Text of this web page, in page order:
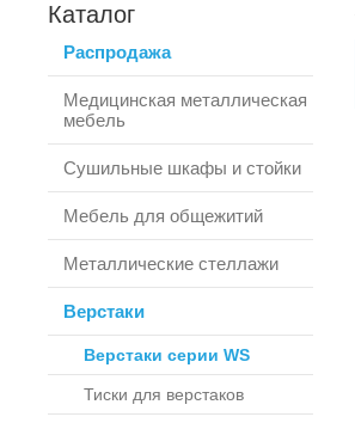
Каталог
Распродажа
Медицинская металлическая
мебель
Сушильные шкафы и стойки
Мебель для общежитий
Металлические стеллажи
Верстаки
Верстаки серии WS
Тиски для верстаков